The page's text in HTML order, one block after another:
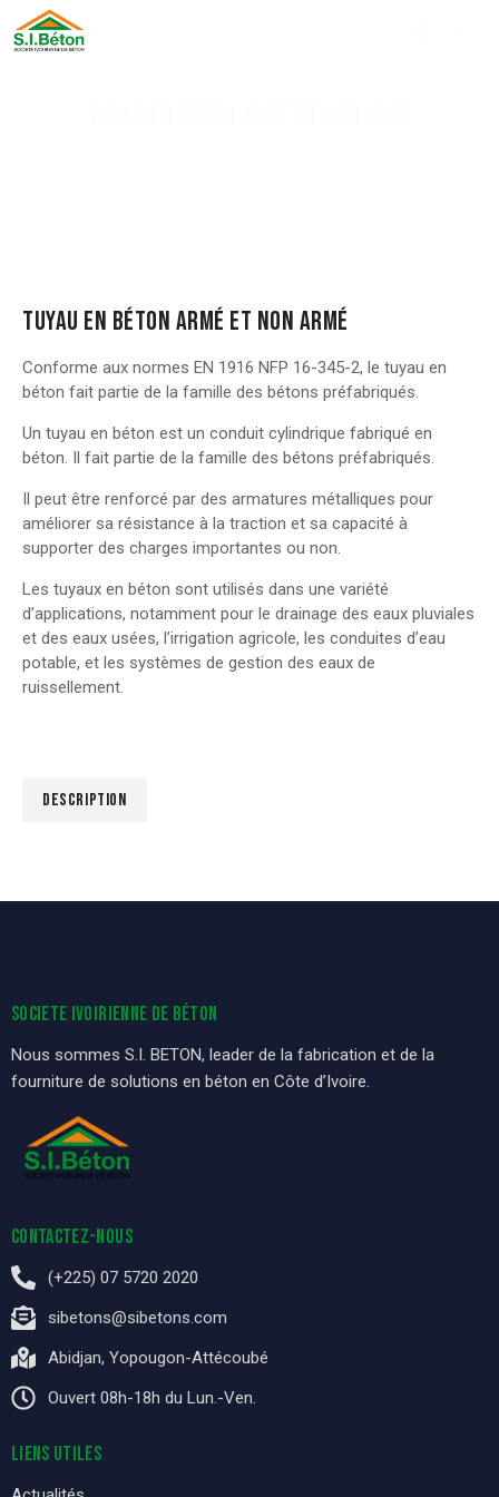
TUYAU EN BÉTON ARMÉ ET NON ARMÉ
Conforme aux normes EN 1916 NFP 16-345-2, le tuyau en
béton fait partie de la famille des bétons préfabriqués.
Un tuyau en béton est un conduit cylindrique fabriqué en
béton. Il fait partie de la famille des bétons préfabriqués.
Il peut être renforcé par des armatures métalliques pour
améliorer sa résistance à la traction et sa capacité à
supporter des charges importantes ou non.
Les tuyaux en béton sont utilisés dans une variété
d’applications, notamment pour le drainage des eaux pluviales
et des eaux usées, l’irrigation agricole, les conduites d’eau
potable, et les systèmes de gestion des eaux de
ruissellement.
DESCRIPTION
SOCIETE IVOIRIENNE DE BÉTON
Nous sommes S.I. BETON, leader de la fabrication et de la
fourniture de solutions en béton en Côte d’Ivoire.
CONTACTEZ-NOUS
(+225) 07 5720 2020
sibetons@sibetons.com
Abidjan, Yopougon-Attécoubé
Ouvert 08h-18h du Lun.-Ven.
LIENS UTILES